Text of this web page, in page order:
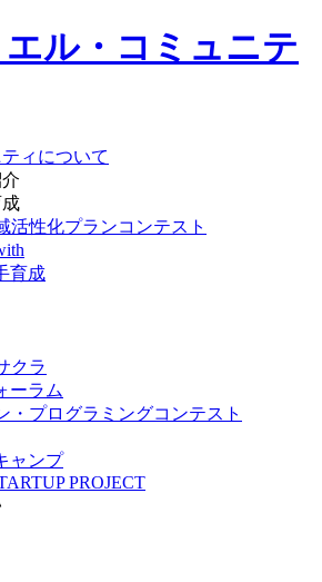
ィについて
活性化プランコンテスト
育成
クラ
ーラム
・プログラミングコンテスト
ャンプ
PROJECT